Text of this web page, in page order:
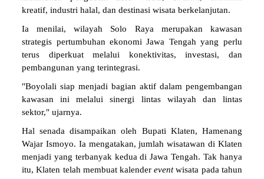
kreatif, industri halal, dan destinasi wisata berkelanjutan.
Ia menilai, wilayah Solo Raya merupakan kawasan
strategis pertumbuhan ekonomi Jawa Tengah yang perlu
terus diperkuat melalui konektivitas, investasi, dan
pembangunan yang terintegrasi.
"Boyolali siap menjadi bagian aktif dalam pengembangan
kawasan ini melalui sinergi lintas wilayah dan lintas
sektor," ujarnya.
Hal senada disampaikan oleh Bupati Klaten, Hamenang
Wajar Ismoyo. Ia mengatakan, jumlah wisatawan di Klaten
menjadi yang terbanyak kedua di Jawa Tengah. Tak hanya
itu, Klaten telah membuat kalendereventwisata pada tahun